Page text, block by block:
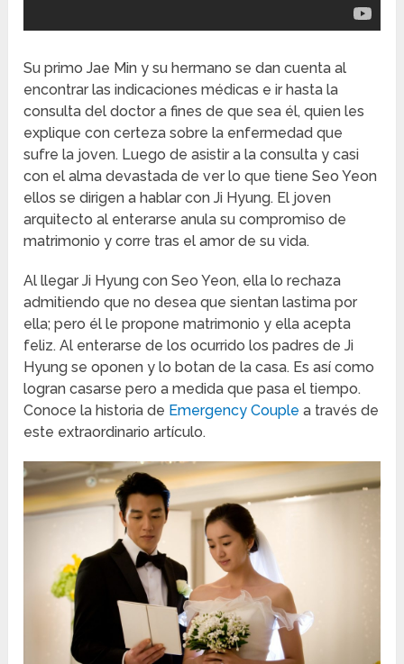
Su primo Jae Min y su hermano se dan cuenta al
encontrar las indicaciones médicas e ir hasta la
consulta del doctor a fines de que sea él, quien les
explique con certeza sobre la enfermedad que
sufre la joven. Luego de asistir a la consulta y casi
con el alma devastada de ver lo que tiene Seo Yeon
ellos se dirigen a hablar con Ji Hyung. El joven
arquitecto al enterarse anula su compromiso de
matrimonio y corre tras el amor de su vida.
Al llegar Ji Hyung con Seo Yeon, ella lo rechaza
admitiendo que no desea que sientan lastima por
ella; pero él le propone matrimonio y ella acepta
feliz. Al enterarse de los ocurrido los padres de Ji
Hyung se oponen y lo botan de la casa. Es así como
logran casarse pero a medida que pasa el tiempo.
Conoce la historia de Emergency Couple a través de
este extraordinario artículo.